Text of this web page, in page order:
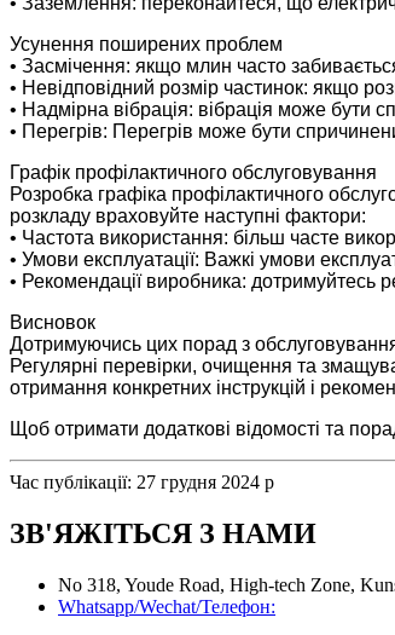
Усунення поширених проблем
• Засмічення: якщо млин часто
• Невідповідний розмір частинок: якщо
• Надмірна вібрація: вібрація може
• Перегрів: Перегрів може бути
Графік профілактичного обслуговування
Розробка графіка профілактичного
розкладу враховуйте наступні фактори:
• Частота використання: більш часте
• Умови експлуатації: Важкі умови
• Рекомендації виробника: дотримуйтесь
Висновок
Дотримуючись цих порад з
Регулярні перевірки, очищення та
отримання конкретних інструкцій і
Щоб отримати додаткові відомості та
Час публікації: 27 грудня 2024 р
ЗВ'ЯЖІТЬСЯ З НАМИ
No 318, Youde Road, High-tech Zone,
Whatsapp/Wechat/Телефон: